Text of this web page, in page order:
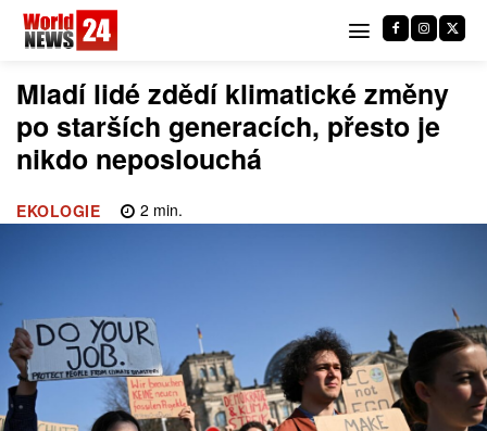
Mladí lidé zdědí klimatické změny
po starších generacích, přesto je
nikdo neposlouchá
EKOLOGIE 2 min.